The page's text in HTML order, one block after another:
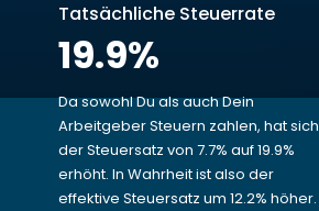
Tatsächliche Steuerrate
19.9%
Da sowohl Du als auch Dein
Arbeitgeber Steuern zahlen, hat sich
der Steuersatz von 7.7% auf 19.9%
erhöht. In Wahrheit ist also der
effektive Steuersatz um 12.2% höher.